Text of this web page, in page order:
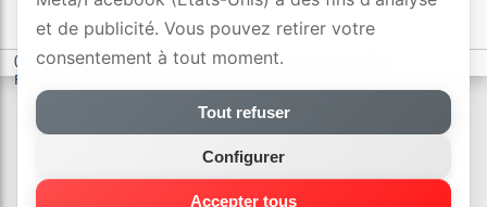
(c) DYNAVOX electronics AG-déclaration de confidentialité
Paramètres des cookies
et de publicité. Vous pouvez retirer votre
consentement à tout moment.
Tout refuser
Configurer
Accepter tous